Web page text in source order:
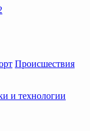
Происшествия
и технологии